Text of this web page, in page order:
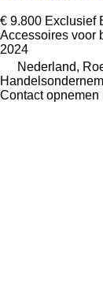
€ 9.800 Exclusief
Accessoires voor
2024
Nederland,
Contact opnemen